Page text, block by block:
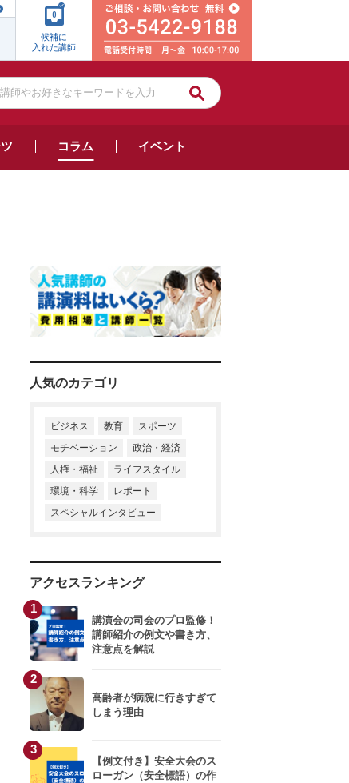
0
候補に
入れた講師
コラム イベント
人気のカテゴリ
ビジネス 教育
スポーツ
モチベーション
政治・経済
人権・福祉
ライフスタイル
環境・科学
レポート
スペシャルインタビュー
アクセスランキング
1
講演会の司会のプロ監修！
講師紹介の例文や書き方、
注意点を解説
2
高齢者が病院に行きすぎて
しまう理由
3
【例文付き】安全大会のス
ローガン（安全標語）の作